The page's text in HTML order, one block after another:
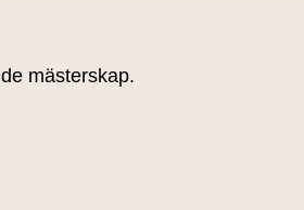
mästerskap.